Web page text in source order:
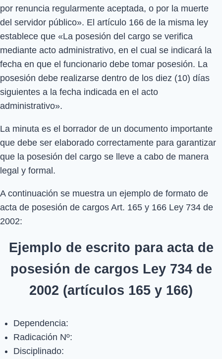
por renuncia regularmente aceptada, o por la muerte
del servidor público». El artículo 166 de la misma ley
establece que «La posesión del cargo se verifica
mediante acto administrativo, en el cual se indicará la
fecha en que el funcionario debe tomar posesión. La
posesión debe realizarse dentro de los diez (10) días
siguientes a la fecha indicada en el acto
administrativo».
La minuta es el borrador de un documento importante
que debe ser elaborado correctamente para garantizar
que la posesión del cargo se lleve a cabo de manera
legal y formal.
A continuación se muestra un ejemplo de formato de
acta de posesión de cargos Art. 165 y 166 Ley 734 de
2002:
Ejemplo de escrito para acta de
posesión de cargos Ley 734 de
2002 (artículos 165 y 166)
Dependencia:
Radicación Nº:
Disciplinado: